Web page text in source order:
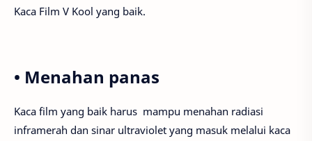
Kaca Film V Kool yang baik.
• Menahan panas
Kaca film yang baik harus mampu menahan radiasi
inframerah dan sinar ultraviolet yang masuk melalui kaca